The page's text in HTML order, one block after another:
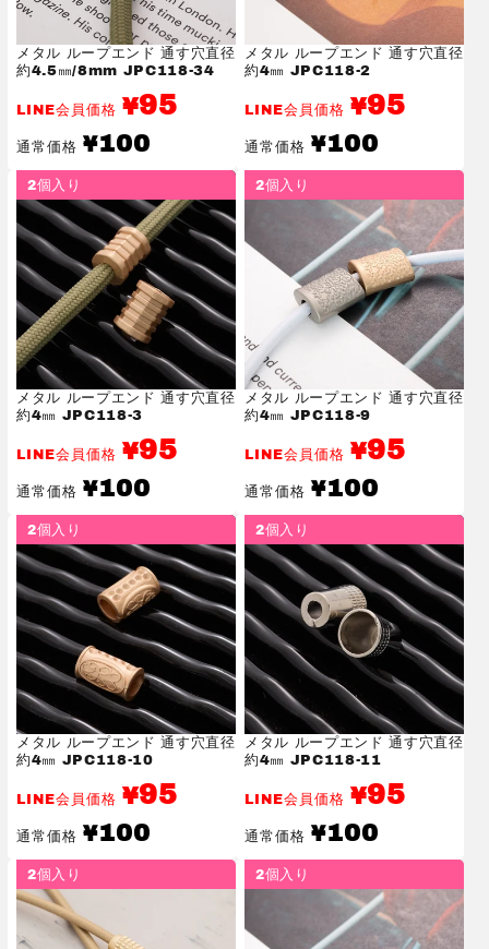
メタル ループエンド 通す穴直径
約4.5㎜/8mm JPC118-34
LINE会員価格 ¥95
通常価格
通
常
価
¥100
メタル ループエンド 通す穴直径
約4㎜ JPC118-2
LINE会員価格 ¥95
通常価格
通
常
価
¥100
2個入り
メタル ループエンド 通す穴直径
約4㎜ JPC118-3
LINE会員価格 ¥95
通常価格
通
常
価
¥100
2個入り
メタル ループエンド 通す穴直径
約4㎜ JPC118-9
LINE会員価格 ¥95
通常価格
通
常
価
¥100
2個入り
メタル ループエンド 通す穴直径
約4㎜ JPC118-10
LINE会員価格 ¥95
通常価格
通
常
価
¥100
2個入り
メタル ループエンド 通す穴直径
約4㎜ JPC118-11
LINE会員価格 ¥95
通常価格
通
常
価
¥100
2個入り 2個入り